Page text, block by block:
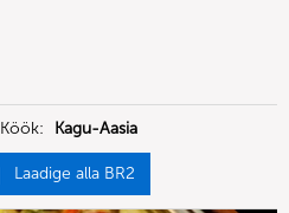
Köök: Kagu-Aasia
Laadige alla BR2